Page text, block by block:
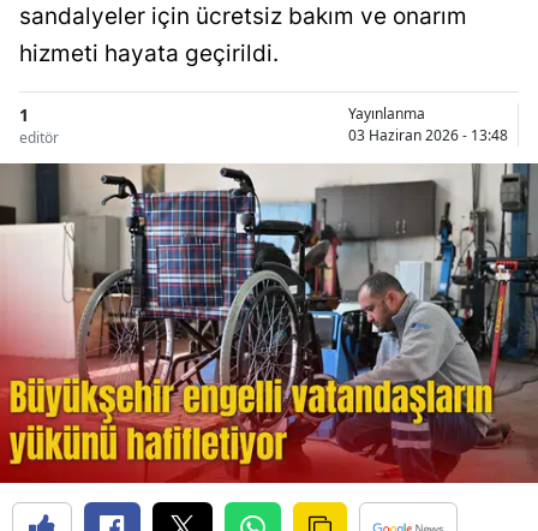
sandalyeler için ücretsiz bakım ve onarım
hizmeti hayata geçirildi.
1
editör
Yayınlanma
03 Haziran 2026 - 13:48